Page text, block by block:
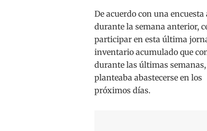
De acuerdo con una
durante la semana anterior,
participar en esta última
inventario acumulado que
durante las últimas
planteaba abastecerse en los
próximos días.